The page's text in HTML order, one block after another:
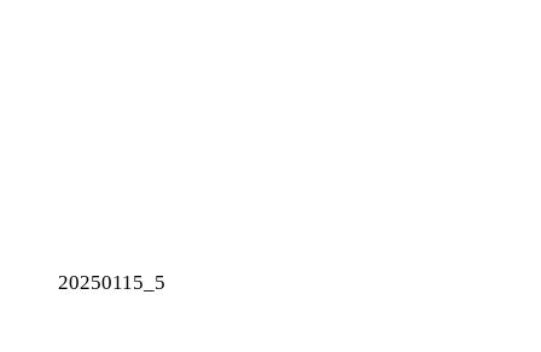
20250115_5